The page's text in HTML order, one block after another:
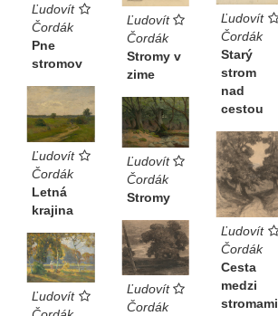
Ľudovít
Čordák
Pne
stromov
Ľudovít
Čordák
Stromy v
zime
Ľudovít
Čordák
Starý
strom
nad
cestou
Ľudovít
Čordák
Letná
krajina
Ľudovít
Čordák
Stromy
Ľudovít
Čordák
Cesta
medzi
stromami
Ľudovít
Čordák
Ľudovít